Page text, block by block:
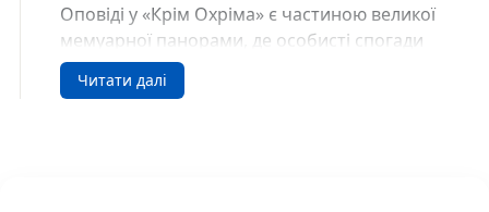
Оповіді у «Крім Охріма» є частиною великої
мемуарної панорами, де особисті спогади
перетворюються на спосіб осмислення
часу. Як і у попередній книжці Павла
Читати далі